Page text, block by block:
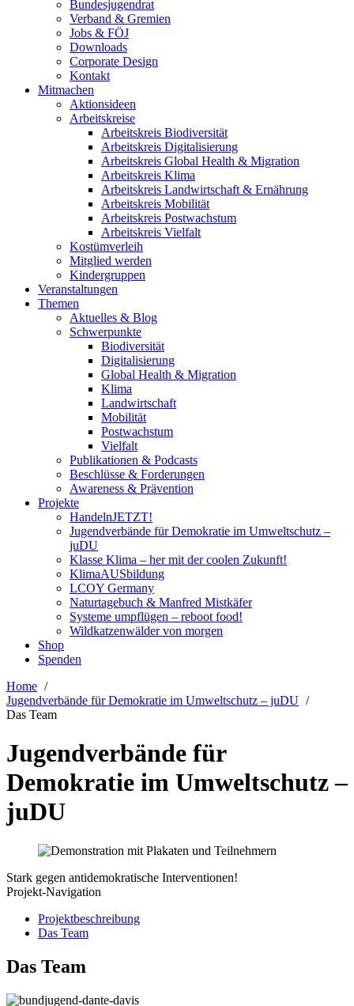
Bundesjugendrat
Verband & Gremien
Jobs & FÖJ
Downloads
Corporate Design
Kontakt
Mitmachen
Aktionsideen
Arbeitskreise
Arbeitskreis Biodiversität
Arbeitskreis Digitalisierung
Arbeitskreis Global Health & Migration
Arbeitskreis Klima
Arbeitskreis Landwirtschaft & Ernährung
Arbeitskreis Mobilität
Arbeitskreis Postwachstum
Arbeitskreis Vielfalt
Kostümverleih
Mitglied werden
Kindergruppen
Veranstaltungen
Themen
Aktuelles & Blog
Schwerpunkte
Biodiversität
Digitalisierung
Global Health & Migration
Klima
Landwirtschaft
Mobilität
Postwachstum
Vielfalt
Publikationen & Podcasts
Beschlüsse & Forderungen
Awareness & Prävention
Projekte
HandelnJETZT!
Jugendverbände für Demokratie im Umweltschutz –
juDU
Klasse Klima – her mit der coolen Zukunft!
KlimaAUSbildung
LCOY Germany
Naturtagebuch & Manfred Mistkäfer
Systeme umpflügen – reboot food!
Wildkatzenwälder von morgen
Shop
Spenden
Home
Jugendverbände für Demokratie im Umweltschutz – juDU
Das Team
Jugendverbände für
Demokratie im Umweltschutz –
juDU
Stark gegen antidemokratische Interventionen!
Projekt-Navigation
Projektbeschreibung
Das Team
Das Team